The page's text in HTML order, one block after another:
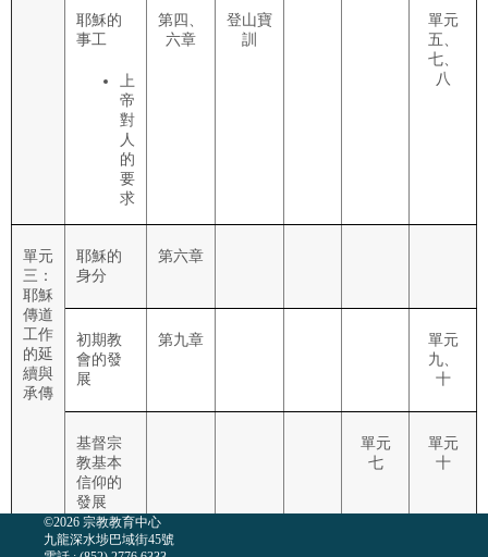
耶穌的
事工
上
帝
對
人
的
要
求
第四、
六章
登山寶
訓
單元
五、
七、
八
單元
三：
耶穌
傳道
工作
的延
續與
承傳
耶穌的
身分
第六章
初期教
會的發
展
第九章
單元
九、
十
基督宗
教基本
信仰的
發展
單元
七
單元
十
©2026 宗教教育中心
九龍深水埗巴域街45號